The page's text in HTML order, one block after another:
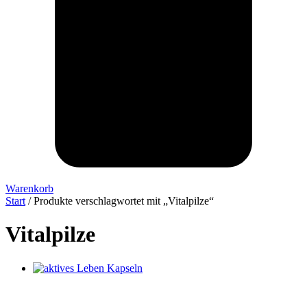
Warenkorb
Start / Produkte verschlagwortet mit „Vitalpilze“
Vitalpilze